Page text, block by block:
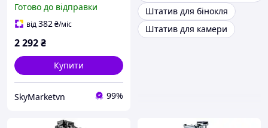
Готово до відправки
від382₴/міс
2 292₴
Купити
SkyMarketvn 99%
Штатив для бінокля
Штатив для камери